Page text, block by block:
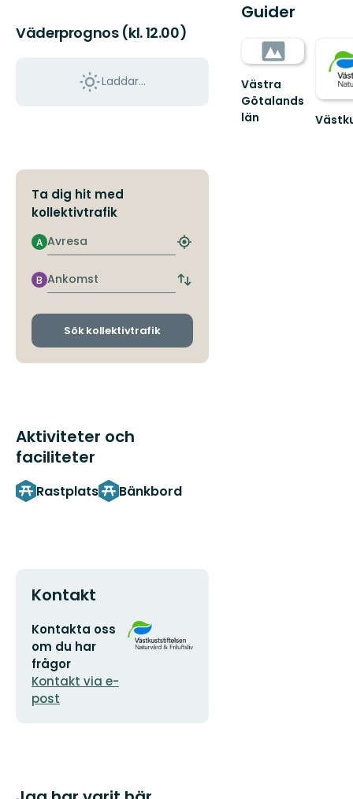
Väderprognos (kl. 12.00)
Laddar...
Ta dig hit med
kollektivtrafik
Avresa
A
Hitta
hållplats
Ankomst
B
Byt
och
Sök kollektivtrafik
Aktiviteter och
faciliteter
Rastplats Bänkbord
Kontakt
E-
postadress
Kontakta oss
om du har
frågor
Kontakt via e-
post
Organisationens
logotyp
Guider
Västra
Götalands
län